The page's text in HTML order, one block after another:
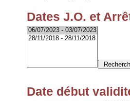
Dates J.O. et
Date début